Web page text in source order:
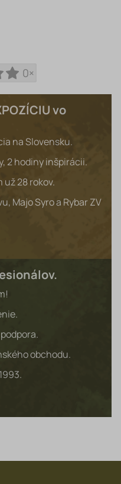
0×
vo
na Slovensku.
2 hodiny inšpirácii.
už 28 rokov.
Majo Syro a Rybar ZV
obchodu.